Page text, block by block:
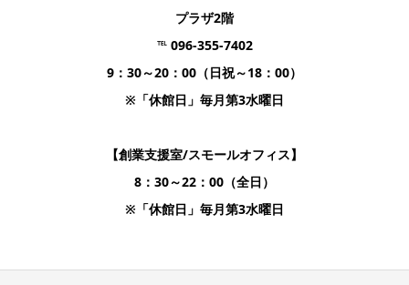
プラザ2階
℡ 096-355-7402
9：30～20：00（日祝～18：00）
※「休館日」毎月第3水曜日
【創業支援室/スモールオフィス】
8：30～22：00（全日）
※「休館日」毎月第3水曜日